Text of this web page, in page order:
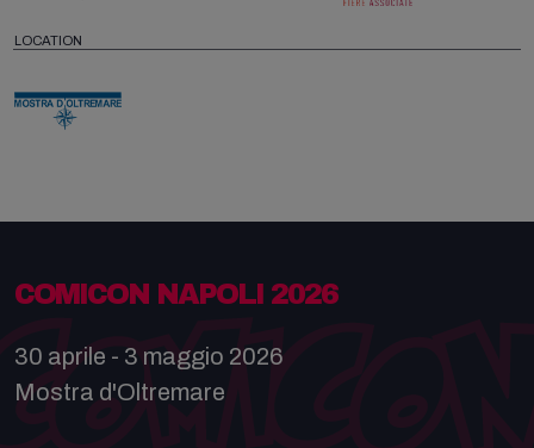
LOCATION
COMICON NAPOLI 2026
30 aprile - 3 maggio 2026
Mostra d'Oltremare